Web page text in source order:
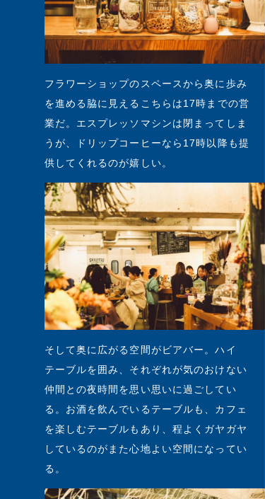
フラワーショップのスペースから奥に歩み
を進める脇に見えるこちらは17時までの営
業だ。エスプレッソマシンは閉まってしま
うが、ドリップコーヒーなら17時以降も提
供してくれるのが嬉しい。
そして奥に広がる空間がビアバー。ハイ
テーブルを囲み、それぞれが気のおけない
仲間との夜時間を思い思いに過ごしてい
る。お酒を飲んでいるテーブルも、カフェ
を楽しむテーブルもあり、程よくガヤガヤ
しているのがまた心地よい空間になってい
る。